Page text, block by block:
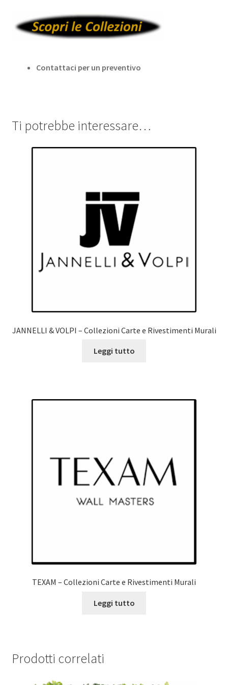
Contattaci per un preventivo
Ti potrebbe interessare…
JANNELLI & VOLPI – Collezioni Carte e Rivestimenti Murali
Leggi tutto
TEXAM – Collezioni Carte e Rivestimenti Murali
Leggi tutto
Prodotti correlati